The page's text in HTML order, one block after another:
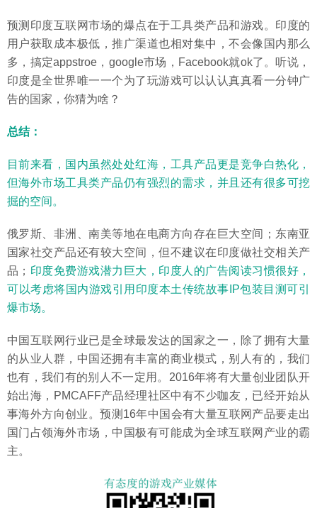
预测印度互联网市场的爆点在于工具类产品和游戏。印度的
用户获取成本极低，推广渠道也相对集中，不会像国内那么
多，搞定appstroe，google市场，Facebook就ok了。听说，
印度是全世界唯一一个为了玩游戏可以认认真真看一分钟广
告的国家，你猜为啥？
总结：
目前来看，国内虽然处处红海，工具产品更是竞争白热化，
但海外市场工具类产品仍有强烈的需求，并且还有很多可挖
掘的空间。
俄罗斯、非洲、南美等地在电商方向存在巨大空间；东南亚
国家社交产品还有较大空间，但不建议在印度做社交相关产
品； 印度免费游戏潜力巨大，印度人的广告阅读习惯很好，
可以考虑将国内游戏引用印度本土传统故事IP包装目测可引
爆市场。
中国互联网行业已是全球最发达的国家之一，除了拥有大量
的从业人群，中国还拥有丰富的商业模式，别人有的，我们
也有，我们有的别人不一定用。2016年将有大量创业团队开
始出海，PMCAFF产品经理社区中有不少咖友，已经开始从
事海外方向创业。预测16年中国会有大量互联网产品要走出
国门占领海外市场，中国极有可能成为全球互联网产业的霸
主。